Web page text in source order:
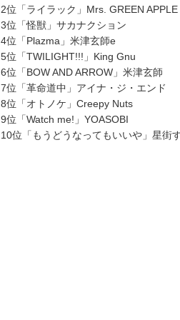
2位「ライラック」Mrs. GREEN APPLE
3位「怪獣」サカナクション
4位「Plazma」米津玄師e
5位「TWILIGHT!!!」King Gnu
6位「BOW AND ARROW」米津玄師
7位「革命道中」アイナ・ジ・エンド
8位「オトノケ」Creepy Nuts
9位「Watch me!」YOASOBI
10位「もうどうなってもいいや」星街